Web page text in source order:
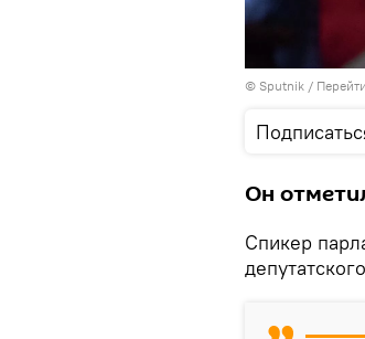
© Sputnik /
Он
Спикер